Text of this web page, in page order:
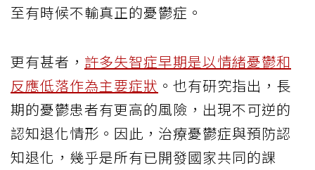
至有時候不輸真正的憂鬱症。
更有甚者， 許多失智症早期是以情緒憂鬱和
反應低落作為主要症狀 。也有研究指出，長
期的憂鬱患者有更高的風險，出現不可逆的
認知退化情形。因此，治療憂鬱症與預防認
知退化，幾乎是所有已開發國家共同的課